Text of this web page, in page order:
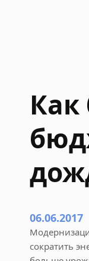
06.06.2017
сократить